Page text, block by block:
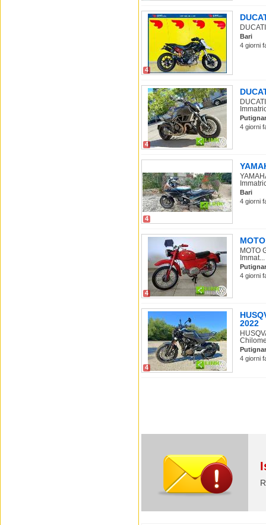
4
Bari
4 giorni
4
4 giorni
4
Bari
4 giorni
4
MOTO
Immat...
4 giorni
4
2022
4 giorni